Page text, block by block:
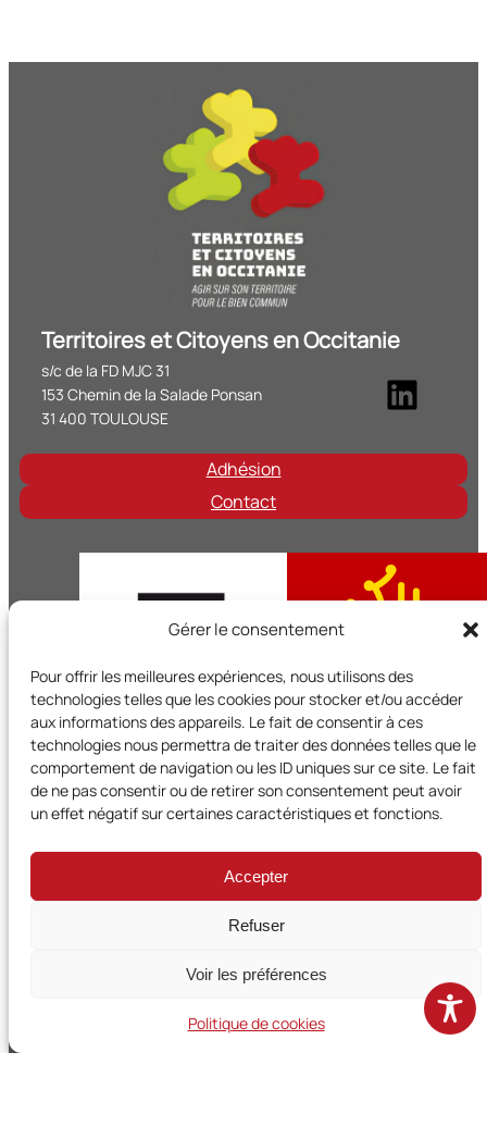
Gérer le consentement
Pour offrir les meilleures expériences, nous utilisons des
technologies telles que les cookies pour stocker et/ou accéder
aux informations des appareils. Le fait de consentir à ces
technologies nous permettra de traiter des données telles que le
comportement de navigation ou les ID uniques sur ce site. Le fait
de ne pas consentir ou de retirer son consentement peut avoir
un effet négatif sur certaines caractéristiques et fonctions.
Accepter
Refuser
Voir les préférences
Politique de cookies
Territoires et Citoyens en Occitanie
s/c de la FD MJC 31
153 Chemin de la Salade Ponsan
31 400 TOULOUSE
Adhésion
Contact
Territoires et Citoyens en Occitanie est un réseau régional
l’UNADEL et bénéficie du soutien de la Région Occitanie
Politique de confidentialité
Territoires et Citoyens en Occitanie
CreaNum